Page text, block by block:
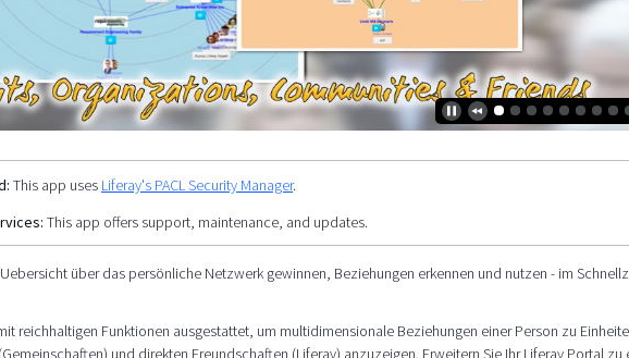
This app uses Liferay's PACL Security Manager.
This app offers support, maintenance, and updates.
über das persönliche Netzwerk gewinnen, Beziehungen erkennen und nutzen - im
reichhaltigen Funktionen ausgestattet, um multidimensionale Beziehungen einer Person zu
und direkten Freundschaften (Liferay) anzuzeigen. Erweitern Sie Ihr Liferay Portal zu